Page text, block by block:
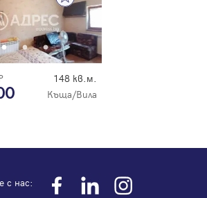
148 кв.м.
Къща/Вила
с нас: